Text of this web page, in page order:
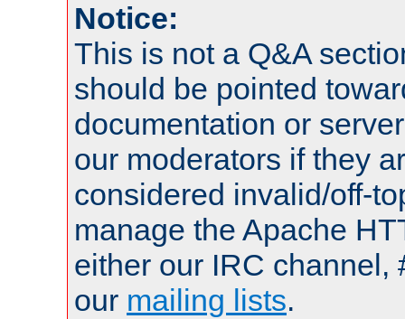
Notice:
This is not a Q&A
should be pointed
documentation or
our moderators if they
considered invalid/off-
manage the Apache
either our IRC channel,
our mailing lists.